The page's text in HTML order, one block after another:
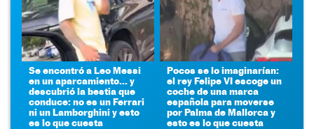
Se encontró a Leo Messi
en un aparcamiento... y
descubrió la bestia que
conduce: no es un Ferrari
ni un Lamborghini y esto
es lo que cuesta
Pocos se lo imaginarían:
el rey Felipe VI escoge un
coche de una marca
española para moverse
por Palma de Mallorca y
esto es lo que cuesta